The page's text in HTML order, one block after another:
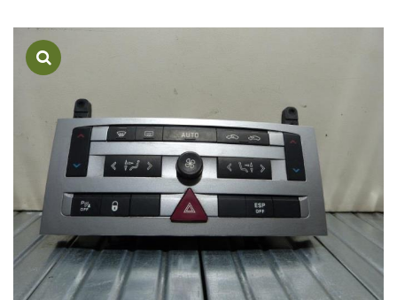
Accessoires intérieurs
RSE
Recrutement